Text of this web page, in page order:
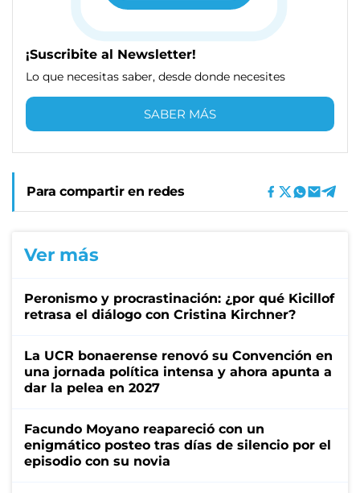
¡Suscribite al Newsletter!
Lo que necesitas saber, desde donde necesites
SABER MÁS
Para compartir en redes
Ver más
Peronismo y procrastinación: ¿por qué Kicillof
retrasa el diálogo con Cristina Kirchner?
La UCR bonaerense renovó su Convención en
una jornada política intensa y ahora apunta a
dar la pelea en 2027
Facundo Moyano reapareció con un
enigmático posteo tras días de silencio por el
episodio con su novia